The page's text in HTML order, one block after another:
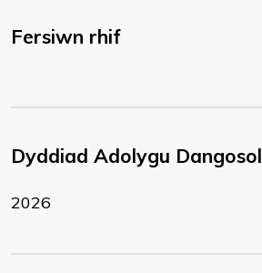
Fersiwn rhif
Dyddiad Adolygu Dangosol
2026